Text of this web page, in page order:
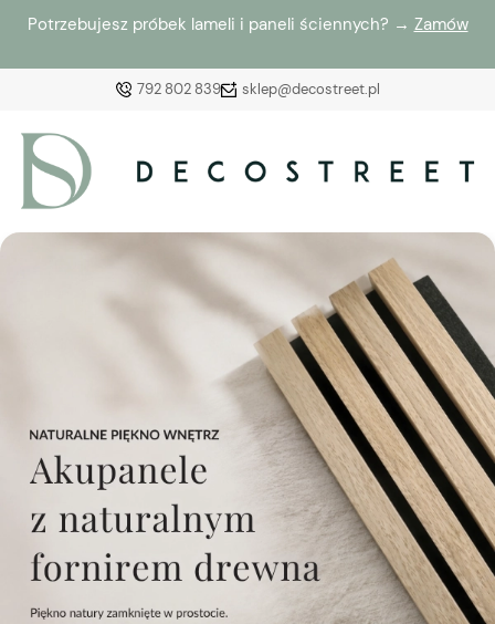
Potrzebujesz próbek lameli i paneli ściennych? → Zamów
792 802 839 sklep@decostreet.pl
Załóż konto
Wybierz coś dla siebie z naszej aktualnej oferty lub
zaloguj się, aby przywrócić dodane produkty do listy
z poprzedniej sesji.